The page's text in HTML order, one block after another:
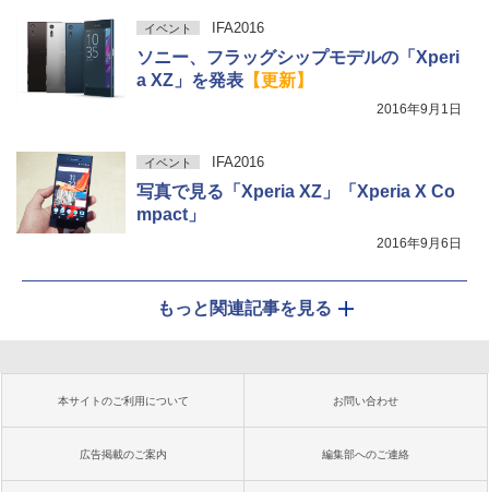
イベント IFA2016
ソニー、フラッグシップモデルの「Xperi
a XZ」を発表【更新】
2016年9月1日
イベント IFA2016
写真で見る「Xperia XZ」「Xperia X Co
mpact」
2016年9月6日
もっと関連記事を見る
本サイトのご利用について お問い合わせ
広告掲載のご案内 編集部へのご連絡